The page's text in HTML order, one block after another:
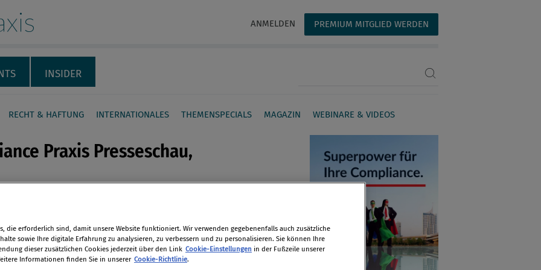
ANMELDEN PREMIUM MITGLIED WERDEN
INSIDER
RECHT & HAFTUNG INTERNATIONALES THEMENSPECIALS MAGAZIN WEBINARE & VIDEOS
Praxis Presseschau,
Web.
die erforderlich sind, damit unsere Website funktioniert. Wir verwenden gegebenenfalls auch zusätzliche
sowie Ihre digitale Erfahrung zu analysieren, zu verbessern und zu personalisieren. Sie können Ihre
dieser zusätzlichen Cookies jederzeit über den Link Cookie-Einstellungen in der Fußzeile unserer
Informationen finden Sie in unserer Cookie-Richtlinie.